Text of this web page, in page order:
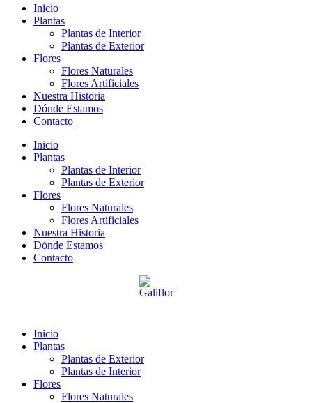
Inicio
Plantas
Plantas de Interior
Plantas de Exterior
Flores
Flores Naturales
Flores Artificiales
Nuestra Historia
Dónde Estamos
Contacto
Inicio
Plantas
Plantas de Interior
Plantas de Exterior
Flores
Flores Naturales
Flores Artificiales
Nuestra Historia
Dónde Estamos
Contacto
Inicio
Plantas
Plantas de Exterior
Plantas de Interior
Flores
Flores Naturales